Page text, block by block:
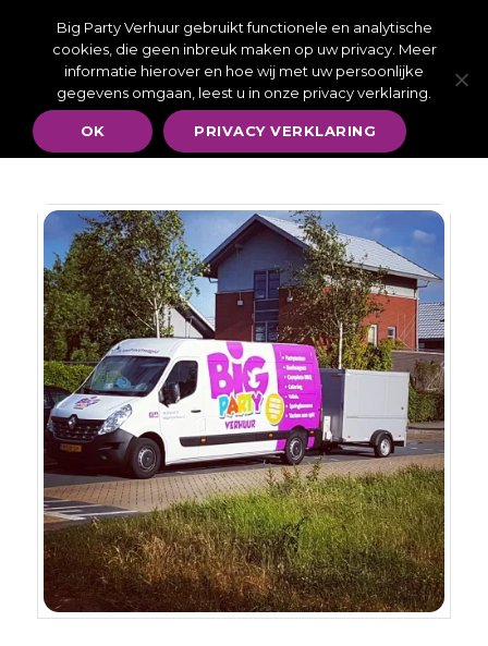
17:00 - U kunt altijd een whatsapp bericht sturen | Wilt u
vandaag, iets huren voor vandaag? Stuur een Whatsapp
bericht 06 – 39 33 27 79.
Big Party Verhuur gebruikt functionele en analytische
cookies, die geen inbreuk maken op uw privacy. Meer
informatie hierover en hoe wij met uw persoonlijke
gegevens omgaan, leest u in onze privacy verklaring.
OK PRIVACY VERKLARING